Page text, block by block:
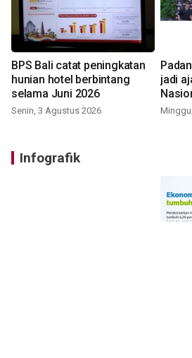
BPS Bali catat peningkatan
hunian hotel berbintang
selama Juni 2026
Senin, 3 Agustus 2026
jadi
Infografik